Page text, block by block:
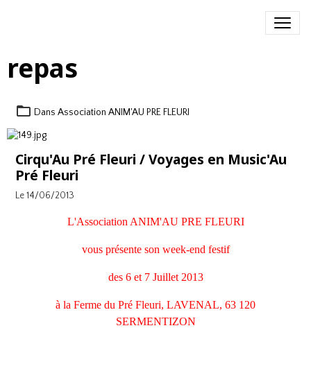
repas
Dans Association ANIM'AU PRE FLEURI
Cirqu'Au Pré Fleuri / Voyages en Music'Au
Pré Fleuri
Le 14/06/2013
L'Association ANIM'AU PRE FLEURI
vous présente son week-end festif
des 6 et 7 Juillet 2013
à la Ferme du Pré Fleuri, LAVENAL, 63 120
SERMENTIZON